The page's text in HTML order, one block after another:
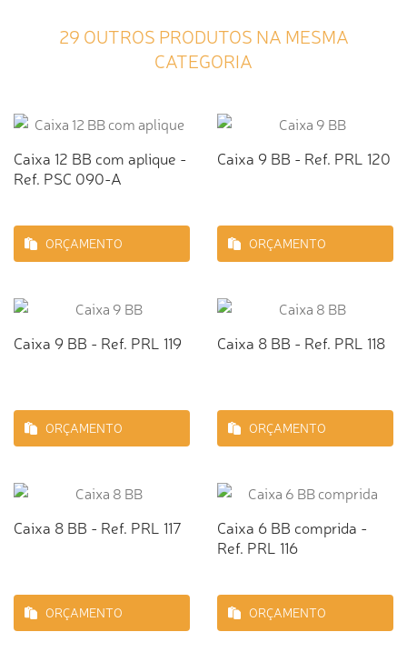
29 OUTROS PRODUTOS NA MESMA
CATEGORIA
Caixa 12 BB com aplique -
Ref. PSC 090-A
ORÇAMENTO
Caixa 9 BB - Ref. PRL 120
ORÇAMENTO
Caixa 9 BB - Ref. PRL 119
ORÇAMENTO
Caixa 8 BB - Ref. PRL 118
ORÇAMENTO
Caixa 8 BB - Ref. PRL 117
ORÇAMENTO
Caixa 6 BB comprida -
Ref. PRL 116
ORÇAMENTO